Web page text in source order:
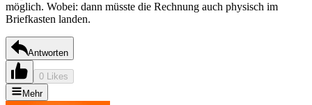
möglich. Wobei: dann müsste die Rechnung auch physisch im
Briefkasten landen.
Antworten
0 Likes
Mehr